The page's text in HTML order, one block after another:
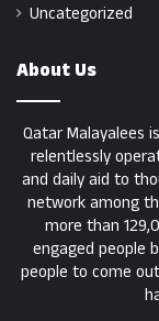
Uncategorized
About Us
Qatar Malayalees
relentlessly
and daily aid to
network among
more than
engaged people
people to come